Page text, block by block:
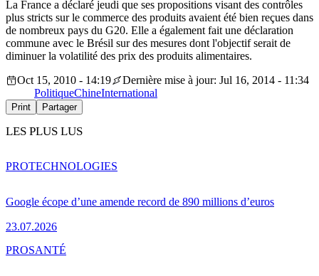
La France a déclaré jeudi que ses propositions visant des contrôles
plus stricts sur le commerce des produits avaient été bien reçues dans
de nombreux pays du G20. Elle a également fait une déclaration
commune avec le Brésil sur des mesures dont l'objectif serait de
diminuer la volatilité des prix des produits alimentaires.
Oct 15, 2010 - 14:19
Dernière mise à jour: Jul 16, 2014 - 11:34
PolitiqueChineInternational
Print Partager
LES PLUS LUS
Google écope d’une amende record de 890 millions d’euros
23.07.2026
PROTECHNOLOGIES
PROSANTÉ